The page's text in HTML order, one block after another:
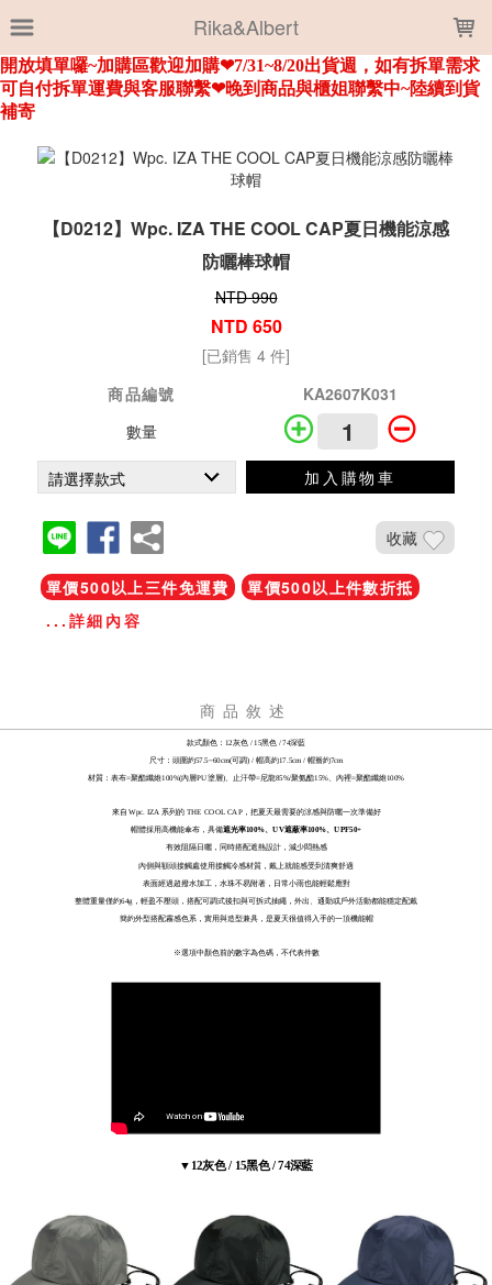
Rika&Albert
【D0212】Wpc. IZA THE COOL CAP夏日機能涼感
防曬棒球帽
NTD 990
NTD 650
[已銷售 4 件]
商品編號
KA2607K031
數量
加入購物車
收藏
單價500以上三件免運費
單價500以上件數折抵
...詳細內容
商品敘述